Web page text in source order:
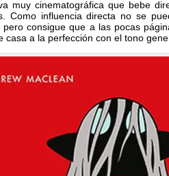
muy cinematográfica que bebe
Como influencia directa no se
, pero consigue que a las pocas
casa a la perfección con el tono